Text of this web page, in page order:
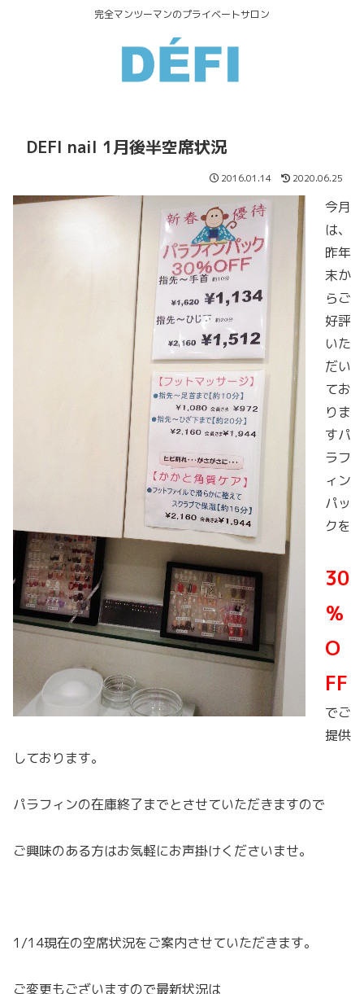
完全マンツーマンのプライベートサロン
DEFI nail 1月後半空席状況
2016.01.14 2020.06.25
今月
は、
昨年
末か
らご
好評
いた
だい
てお
りま
すパ
ラフ
ィン
パッ
クを
30
％
O
FF
でご
提供
しております。
パラフィンの在庫終了までとさせていただきますので
ご興味のある方はお気軽にお声掛けくださいませ。
1/14現在の空席状況をご案内させていただきます。
ご変更もございますので最新状況は